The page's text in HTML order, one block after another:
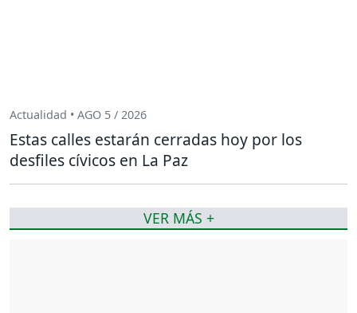
Actualidad • AGO 5 / 2026
Estas calles estarán cerradas hoy por los
desfiles cívicos en La Paz
VER MÁS +